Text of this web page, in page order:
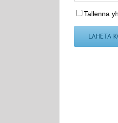
Tallenna